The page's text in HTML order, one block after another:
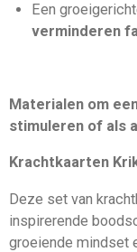
Een
verminderen
Materialen om
stimuleren of als
Krachtkaarten
Deze set van
inspirerende
groeiende mindset